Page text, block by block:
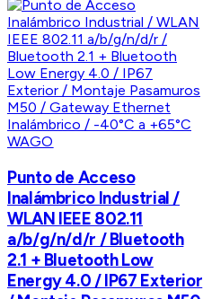
WAGO
Punto de Acceso
Inalámbrico Industrial /
WLAN IEEE 802.11
a/b/g/n/d/r / Bluetooth
2.1 + Bluetooth Low
Energy 4.0 / IP67 Exterior